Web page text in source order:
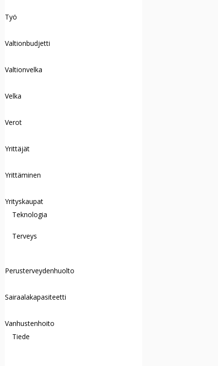
Työ
Valtionbudjetti
Valtionvelka
Velka
Verot
Yrittäjät
Yrittäminen
Yrityskaupat
Teknologia
Terveys
Perusterveydenhuolto
Sairaalakapasiteetti
Vanhustenhoito
Tiede